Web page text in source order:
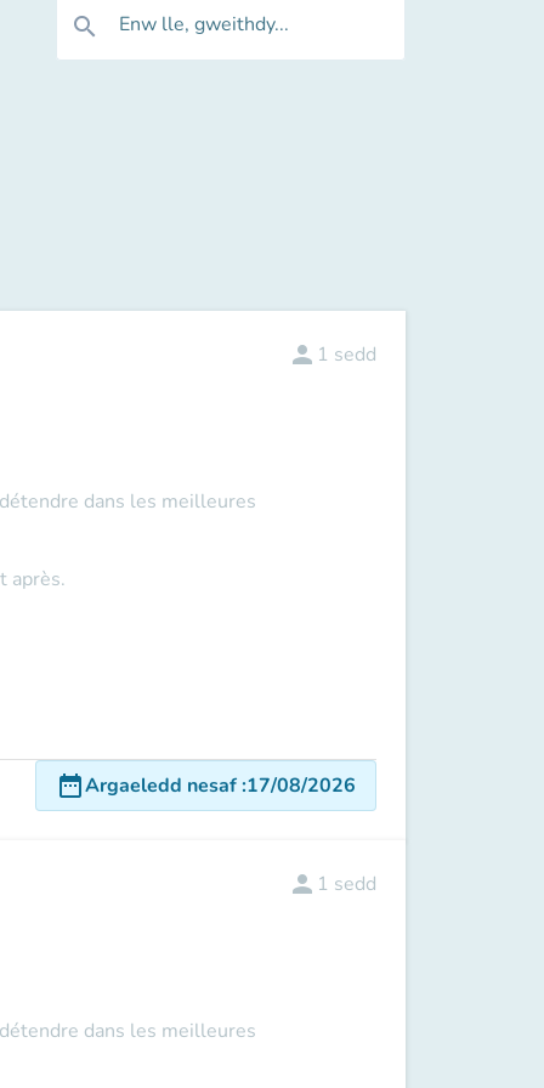
search Enw lle, gweithdy...
dans les meilleures
après.
person 1 sedd
date_rangeArgaeledd nesaf:17/08/2026
dans les meilleures
person 1 sedd